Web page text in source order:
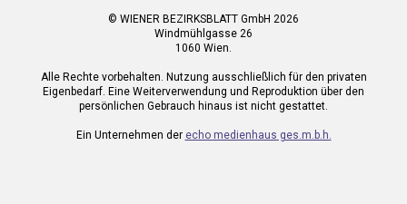
© WIENER BEZIRKSBLATT GmbH 2026
Windmühlgasse 26
1060 Wien.
Alle Rechte vorbehalten. Nutzung ausschließlich für den privaten
Eigenbedarf. Eine Weiterverwendung und Reproduktion über den
persönlichen Gebrauch hinaus ist nicht gestattet.
Ein Unternehmen der echo medienhaus ges.m.b.h.